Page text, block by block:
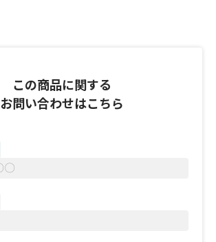
この商品に関する
お問い合わせはこちら